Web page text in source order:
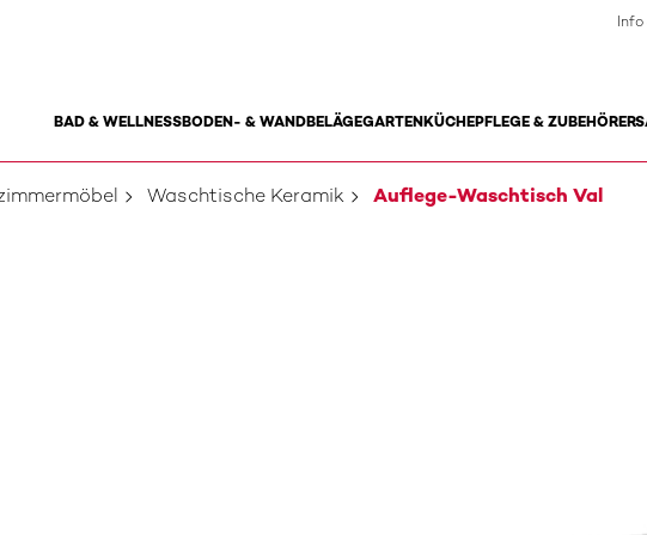
BAD & WELLNESSBODEN- & WANDBELÄGEGARTENKÜCHEPFLEGE & ZUBEHÖR
Info
Waschtische Keramik Auflege-Waschtisch Val